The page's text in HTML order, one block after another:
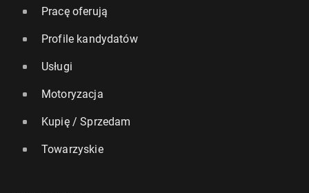
Pracę oferują
Profile kandydatów
Usługi
Motoryzacja
Kupię / Sprzedam
Towarzyskie